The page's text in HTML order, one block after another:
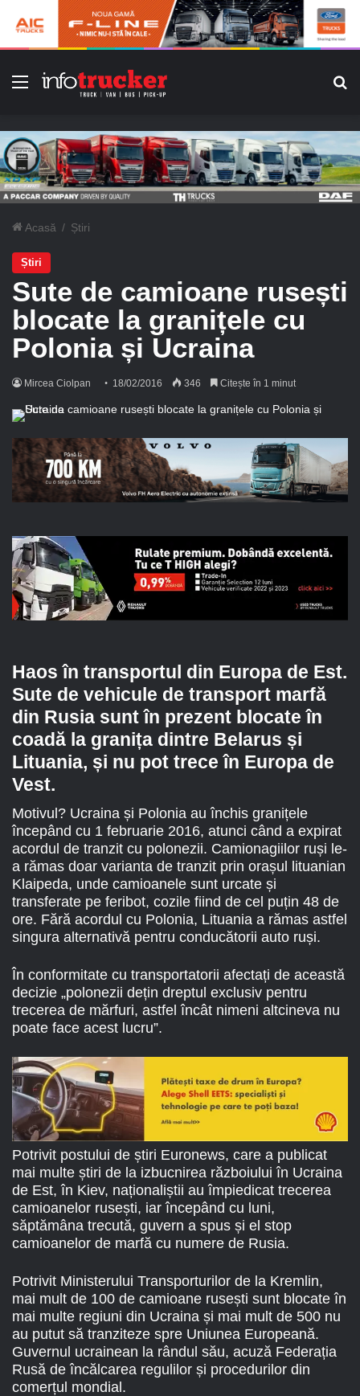
Meniu
Acasă / Știri
Știri
Sute de camioane rusești
blocate la granițele cu
Polonia și Ucraina
Mircea Ciolpan 18/02/2016 346 Citește în 1 minut
Haos în transportul din Europa de Est.
Sute de vehicule de transport marfă
din Rusia sunt în prezent blocate în
coadă la granița dintre Belarus și
Lituania, și nu pot trece în Europa de
Vest.
Motivul? Ucraina și Polonia au închis granițele
începând cu 1 februarie 2016, atunci când a expirat
acordul de tranzit cu polonezii. Camionagiilor ruși le-
a rămas doar varianta de tranzit prin orașul lituanian
Klaipeda, unde camioanele sunt urcate și
transferate pe feribot, cozile fiind de cel puțin 48 de
ore. Fără acordul cu Polonia, Lituania a rămas astfel
singura alternativă pentru conducătorii auto ruși.
În conformitate cu transportatorii afectați de această
decizie „polonezii dețin dreptul exclusiv pentru
trecerea de mărfuri, astfel încât nimeni altcineva nu
poate face acest lucru”.
Potrivit postului de știri Euronews, care a publicat
mai multe știri de la izbucnirea războiului în Ucraina
de Est, în Kiev, naționaliștii au împiedicat trecerea
camioanelor rusești, iar începând cu luni,
săptămâna trecută, guvern a spus și el stop
camioanelor de marfă cu numere de Rusia.
Potrivit Ministerului Transporturilor de la Kremlin,
mai mult de 100 de camioane rusești sunt blocate în
mai multe regiuni din Ucraina și mai mult de 500 nu
au putut să tranziteze spre Uniunea Europeană.
Guvernul ucrainean la rândul său, acuză Federația
Rusă de încălcarea regulilor și procedurilor din
comerțul mondial.